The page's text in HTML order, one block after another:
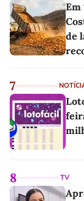
Em
de
7
8 TV